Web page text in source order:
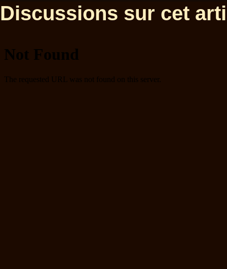
Discussions sur cet